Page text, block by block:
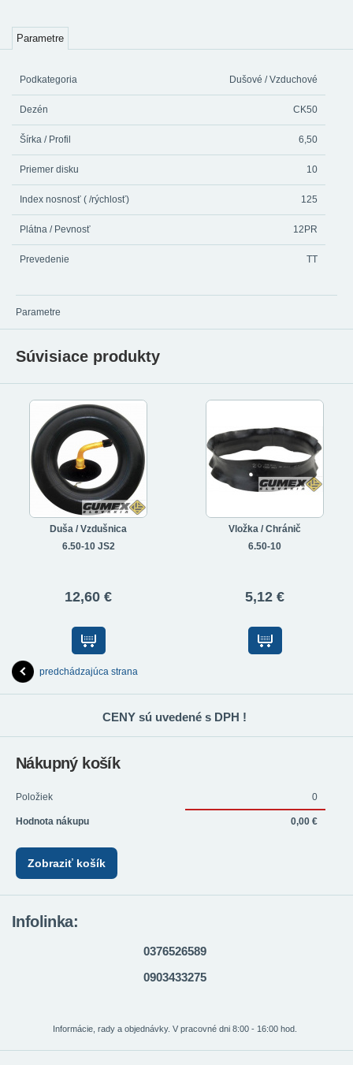
Parametre
Podkategoria Dušové / Vzduchové
Dezén CK50
Šírka / Profil 6,50
Priemer disku 10
Index nosnosť ( /rýchlosť) 125
Plátna / Pevnosť 12PR
Prevedenie TT
Parametre
Súvisiace produkty
Duša / Vzdušnica
6.50-10 JS2
12,60 €
Vložka / Chránič
6.50-10
5,12 €
predchádzajúca strana
CENY sú uvedené s DPH !
Nákupný košík
Položiek 0
Hodnota nákupu 0,00 €
Zobraziť košík
Infolinka:
0376526589
0903433275
Informácie, rady a objednávky. V pracovné dni 8:00 - 16:00 hod.